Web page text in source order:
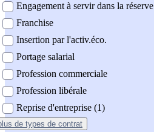
Engagement à servir dans la réserve
Franchise
Insertion par l'activ.éco.
Portage salarial
Profession commerciale
Profession libérale
Reprise d'entreprise (1)
de types de contrat